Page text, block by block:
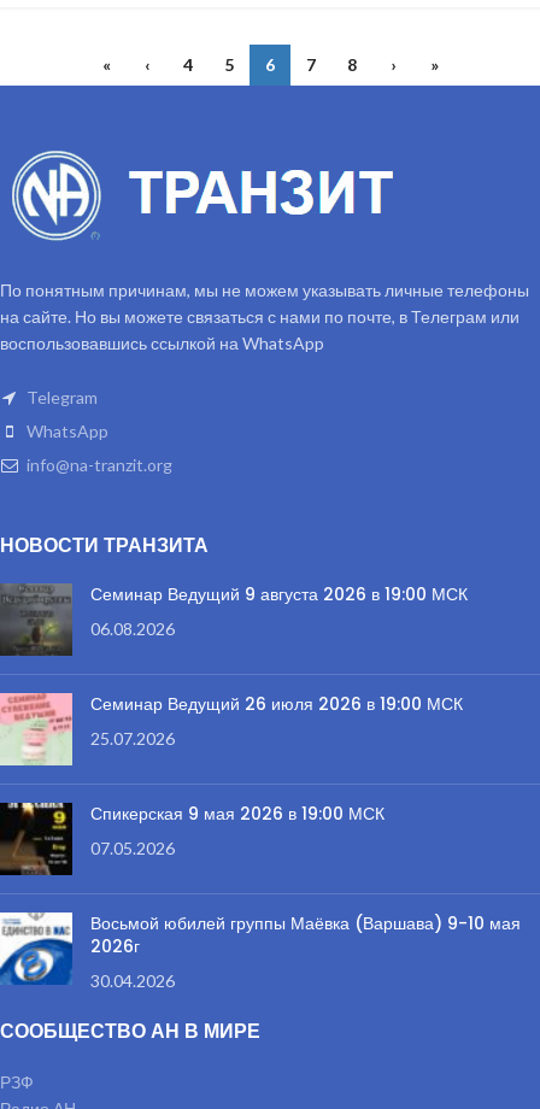
« ‹ 4 5 6 7 8 › »
По понятным причинам, мы не можем указывать личные телефоны
на сайте. Но вы можете связаться с нами по почте, в Телеграм или
воспользовавшись ссылкой на WhatsApp
Telegram
WhatsApp
info@na-tranzit.org
НОВОСТИ ТРАНЗИТА
Семинар Ведущий 9 августа 2026 в 19:00 МСК
06.08.2026
Семинар Ведущий 26 июля 2026 в 19:00 МСК
25.07.2026
Спикерская 9 мая 2026 в 19:00 МСК
07.05.2026
Восьмой юбилей группы Маёвка (Варшава) 9-10 мая
2026г
30.04.2026
СООБЩЕСТВО АН В МИРЕ
РЗФ